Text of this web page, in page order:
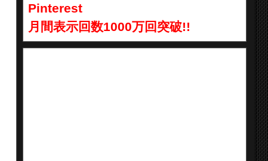
Pinterest
月間表示回数1000万回突破!!